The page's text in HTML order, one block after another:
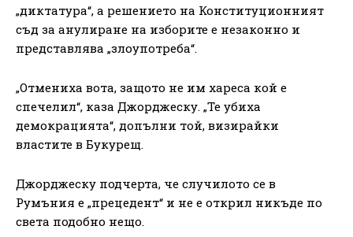
„диктатура“, а решението на Конституционният
съд за анулиране на изборите е незаконно и
представлява „злоупотреба“.
„Отмениха вота, защото не им хареса кой е
спечелил“, каза Джорджеску. „Те убиха
демокрацията“, допълни той, визирайки
властите в Букурещ.
Джорджеску подчерта, че случилото се в
Румъния е „прецедент“ и не е открил никъде по
света подобно нещо.